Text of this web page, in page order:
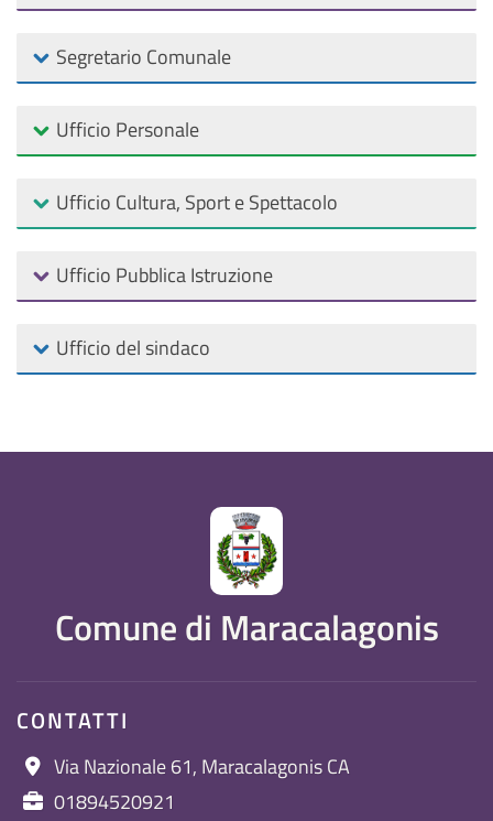
Segretario Comunale
Ufficio Personale
Ufficio Cultura, Sport e Spettacolo
Ufficio Pubblica Istruzione
Ufficio del sindaco
Comune di Maracalagonis
CONTATTI
Via Nazionale 61, Maracalagonis CA
01894520921